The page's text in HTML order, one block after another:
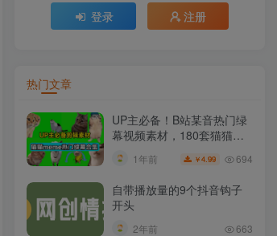
登录 注册
热门文章
UP主必备！B站某音热门绿
幕视频素材，180套猫猫
meme动态绿幕合集包，含
背景图BGM，含使用教程
1年前 ￥4.99 694
自带播放量的9个抖音钩子
开头
2年前 663